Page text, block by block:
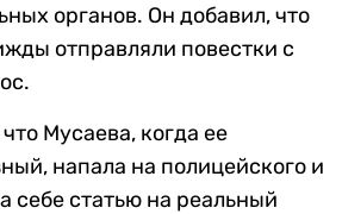
органов. Он добавил, что
отправляли повестки с
Мусаева, когда ее
напала на полицейского и
себе статью на реальный